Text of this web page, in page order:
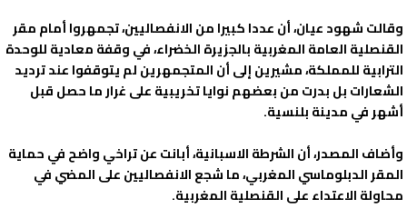
وقالت شهود عيان، أن عددا كبيرا من الانفصاليين، تجمهروا أمام مقر
القنصلية العامة المغربية بالجزيرة الخضراء، في وقفة معادية للوحدة
الترابية للمملكة، مشيرين إلى أن المتجمهرين لم يتوقفوا عند ترديد
الشعارات بل بدرت من بعضهم نوايا تخريبية على غرار ما حصل قبل
أشهر في مدينة بلنسية.
وأضاف المصدر، أن الشرطة الاسبانية، أبانت عن تراخي واضح في حماية
المقر الدبلوماسي المغربي، ما شجع الانفصاليين على المضي في
محاولة الاعتداء على القنصلية المغربية.